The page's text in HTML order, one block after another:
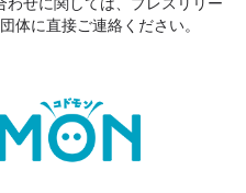
体に直接ご連絡ください。